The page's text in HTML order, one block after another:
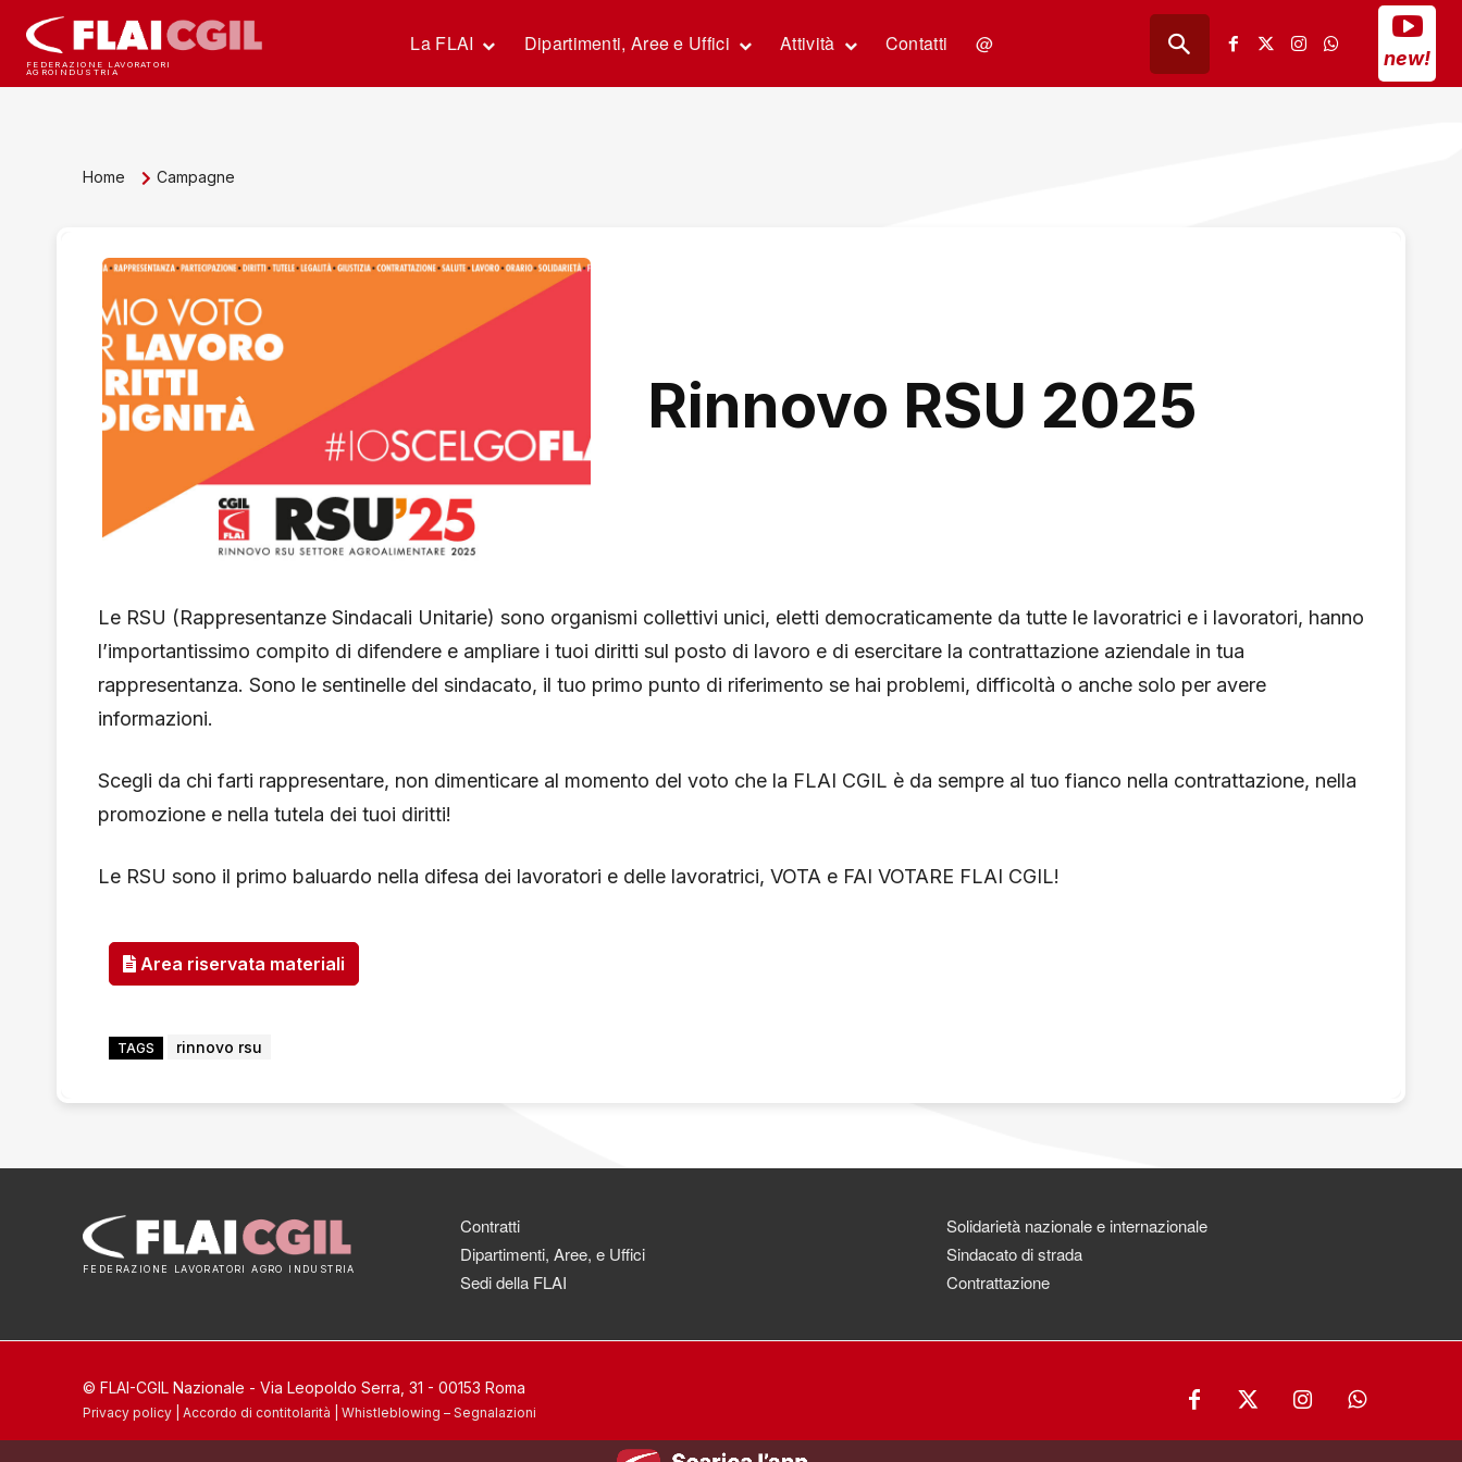
FEDERAZIONE LAVORATORI
AGROINDUSTRIA
La FLAI Dipartimenti, Aree e Uffici Attività Contatti @
new!
Home Campagne
Rinnovo RSU 2025
Le RSU (Rappresentanze Sindacali Unitarie) sono organismi collettivi unici, eletti democraticamente da tutte le lavoratrici e i lavoratori, hanno
l’importantissimo compito di difendere e ampliare i tuoi diritti sul posto di lavoro e di esercitare la contrattazione aziendale in tua
rappresentanza. Sono le sentinelle del sindacato, il tuo primo punto di riferimento se hai problemi, difficoltà o anche solo per avere
informazioni.
Scegli da chi farti rappresentare, non dimenticare al momento del voto che la FLAI CGIL è da sempre al tuo fianco nella contrattazione, nella
promozione e nella tutela dei tuoi diritti!
Le RSU sono il primo baluardo nella difesa dei lavoratori e delle lavoratrici, VOTA e FAI VOTARE FLAI CGIL!
Area riservata materiali
TAGS rinnovo rsu
FEDERAZIONE LAVORATORI AGRO INDUSTRIA
Contratti
Dipartimenti, Aree, e Uffici
Sedi della FLAI
Solidarietà nazionale e internazionale
Sindacato di strada
Contrattazione
© FLAI-CGIL Nazionale - Via Leopoldo Serra, 31 - 00153 Roma
Privacy policy Accordo di contitolarità Whistleblowing – Segnalazioni